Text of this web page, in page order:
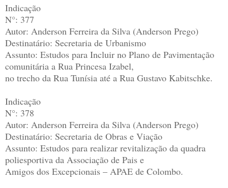
Indicação
N°: 377
Autor: Anderson Ferreira da Silva (Anderson Prego)
Destinatário: Secretaria de Urbanismo
Assunto: Estudos para Incluir no Plano de Pavimentação
comunitária a Rua Princesa Izabel,
no trecho da Rua Tunísia até a Rua Gustavo Kabitschke.
Indicação
N°: 378
Autor: Anderson Ferreira da Silva (Anderson Prego)
Destinatário: Secretaria de Obras e Viação
Assunto: Estudos para realizar revitalização da quadra
poliesportiva da Associação de Pais e
Amigos dos Excepcionais – APAE de Colombo.